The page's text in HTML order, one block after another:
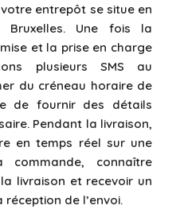
entrepôt se situe en
Une fois la
et la prise en charge
plusieurs SMS au
du créneau horaire de
de fournir des détails
Pendant la livraison,
en temps réel sur une
connaître
livraison et recevoir un
réception de l’envoi.